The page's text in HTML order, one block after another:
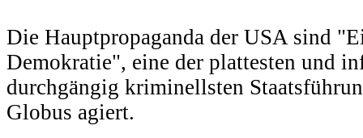
Die Hauptpropaganda der USA sind
Demokratie", eine der plattesten und
durchgängig kriminellsten
Globus agiert.